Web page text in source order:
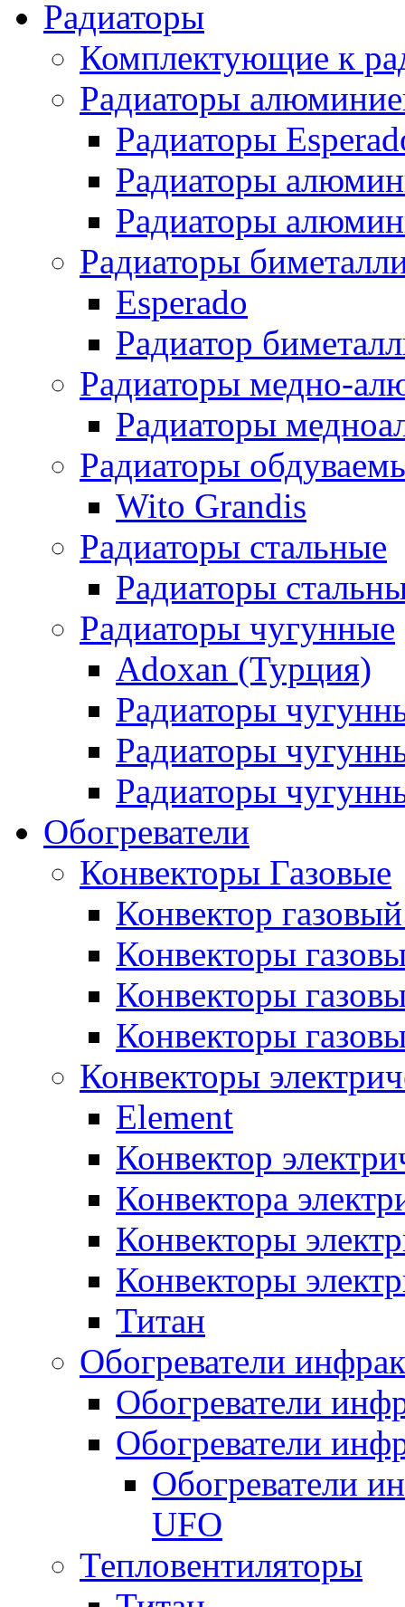
Радиаторы
Комплектующие к
Радиаторы
Радиаторы
Радиаторы
Радиаторы
Радиаторы
Esperado
Радиатор
Радиаторы медно-
Радиаторы
Радиаторы
Wito Grandis
Радиаторы стальные
Радиаторы
Радиаторы чугунные
Adoxan (Турция)
Радиаторы
Радиаторы
Радиаторы
Обогреватели
Конвекторы Газовые
Конвектор
Конвекторы
Конвекторы
Конвекторы
Конвекторы
Element
Конвектор
Конвектора
Конвекторы
Конвекторы
Титан
Обогреватели
Обогреватели
Обогреватели
Обогреватели
UFO
Тепловентиляторы